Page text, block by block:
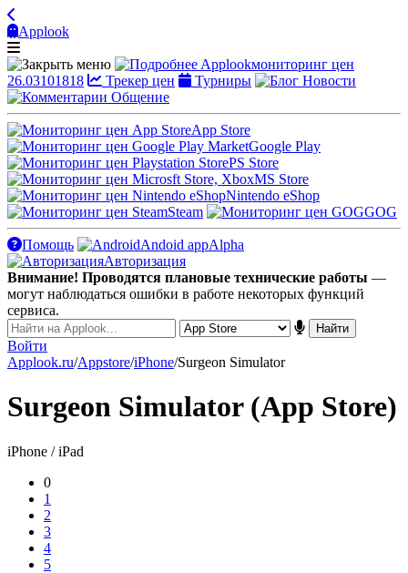
Applook
Applookмониторинг цен
26.03101818
Трекер цен Турниры
Новости
Общение
App Store
Google Play
PS Store
MS Store
Nintendo eShop
Steam
GOG
Помощь Andoid appAlpha
Авторизация
Внимание! Проводятся плановые технические работы —
могут наблюдаться ошибки в работе некоторых функций
сервиса.
Войти
Applook.ru/Appstore/iPhone/Surgeon Simulator
Surgeon Simulator (App Store)
iPhone / iPad
0
1
2
3
4
5